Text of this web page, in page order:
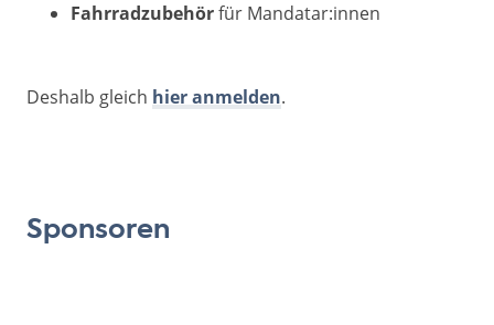
Fahrradzubehörfür Mandatar:innen
Deshalb gleich hier anmelden.
Sponsoren